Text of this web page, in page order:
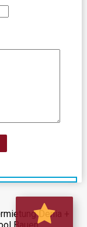
Denia +